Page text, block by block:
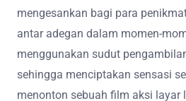
mengesankan bagi para
antar adegan dalam momen-
menggunakan sudut
sehingga menciptakan sensasi
menonton sebuah film aksi layar